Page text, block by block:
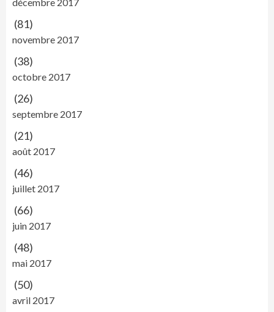
(81)
novembre 2017
(38)
octobre 2017
(26)
septembre 2017
(21)
août 2017
(46)
juillet 2017
(66)
juin 2017
(48)
mai 2017
(50)
avril 2017